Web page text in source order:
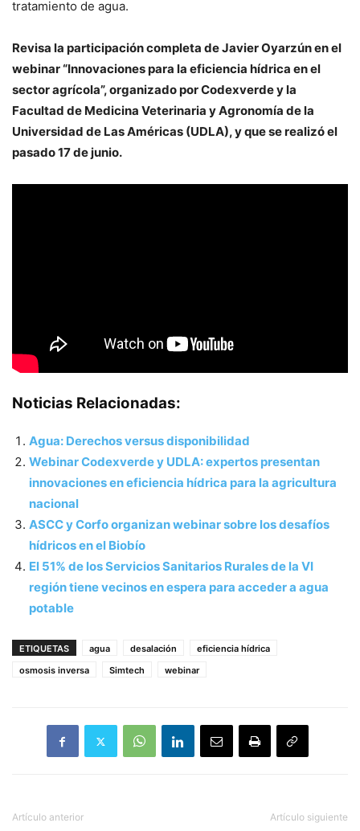
tratamiento de agua.
Revisa la participación completa de Javier Oyarzún en el
webinar “Innovaciones para la eficiencia hídrica en el
sector agrícola”, organizado por Codexverde y la
Facultad de Medicina Veterinaria y Agronomía de la
Universidad de Las Américas (UDLA), y que se realizó el
pasado 17 de junio.
Noticias Relacionadas:
Agua: Derechos versus disponibilidad
Webinar Codexverde y UDLA: expertos presentan
innovaciones en eficiencia hídrica para la agricultura
nacional
ASCC y Corfo organizan webinar sobre los desafíos
hídricos en el Biobío
El 51% de los Servicios Sanitarios Rurales de la VI
región tiene vecinos en espera para acceder a agua
potable
ETIQUETAS agua desalación
eficiencia hídrica
osmosis inversa
Simtech webinar
Artículo anterior Artículo siguiente